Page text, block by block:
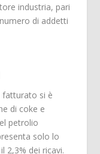
industria, pari
di addetti
fatturato si è
di coke e
petrolio
solo lo
2,3% dei ricavi.